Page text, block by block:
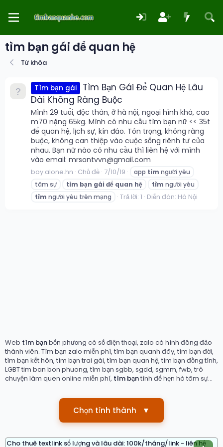
tìm bạn gái để quan hệ
Từ khóa
Tìm bạn gái
Tìm Bạn Gái Để Quan Hệ Lâu
Dài Không Ràng Buộc
Mình 29 tuổi, độc thân, ở hà nội, ngoại hình khá, cao
m70 nặng 65kg. Mình có nhu cầu tìm bạn nữ << 35t
để quan hệ, lịch sự, kín đáo. Tôn trọng, không ràng
buộc, không can thiệp vào cuộc sống riênh tư của
nhau. Bạn nữ nào có nhu cầu thì liên hệ với mình
vào email: mrsontvvn@gmail.com
boy.alone.hn Chủ đề 7/10/19 app tìm người yêu
tâm sự
tìm bạn gái để quan hệ tìm người yêu
tìm người yêu trên mạng Trả lời: 1 Diễn đàn: Hà Nội
Web tìm bạnbốn phương có số điện thoại, zalo có hình đông đảo
thành viên. Tìm bạn zalo miễn phí, tìm bạn quanh đây, tìm bạn đời,
tìm bạn kết hôn, tìm bạn trai gái, tìm bạn quan hệ, tìm bạn đồng tính,
LGBT tim ban bon phuong, tìm bạn sgbb, sgdd, sgmm, fwb, trò
chuyện làm quen online miễn phí, tìm bạntình để hẹn hò tâm sự...
Chọn tỉnh thành ▼
Cho thuê textlink số lượng và lâu dài: 100k/tháng/link - liên hệ